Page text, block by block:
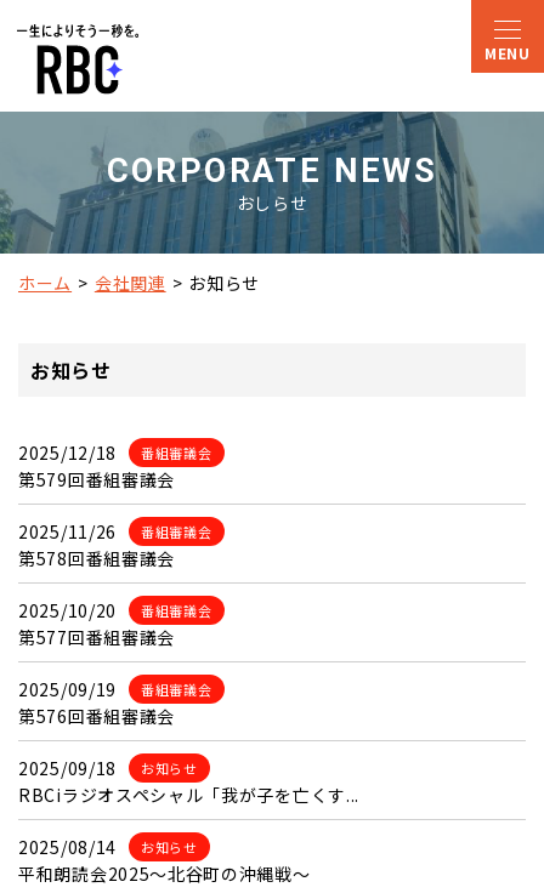
CORPORATE NEWS
おしらせ
ホーム 会社関連 お知らせ
お知らせ
2025/12/18 番組審議会
第579回番組審議会
2025/11/26 番組審議会
第578回番組審議会
2025/10/20 番組審議会
第577回番組審議会
2025/09/19 番組審議会
第576回番組審議会
2025/09/18 お知らせ
RBCiラジオスペシャル「我が子を亡くす...
2025/08/14 お知らせ
平和朗読会2025～北谷町の沖縄戦～